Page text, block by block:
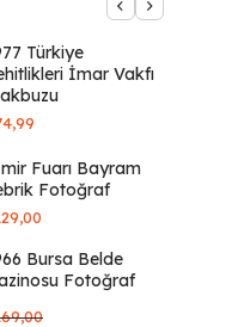
Türkiye
İmar Vakfı
Fuarı Bayram
Fotoğraf
Bursa Belde
Fotoğraf